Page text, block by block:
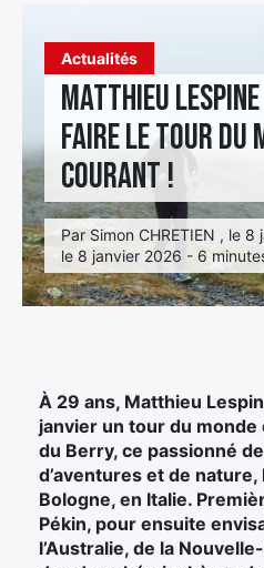
Actualités
Matthieu
faire le tour du
courant !
Par Simon CHRETIEN , le
le 8 janvier 2026 - 6
À 29 ans, Matthieu
janvier un tour du
du Berry, ce passionné
d’aventures et de
Bologne, en Italie.
Pékin, pour ensuite
l’Australie, de la